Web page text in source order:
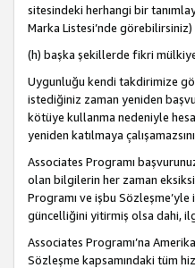
sitesindeki herhangi bir
Marka Listesi’nde
(h) başka şekillerde fikri
Uygunluğu kendi takdirimize
istediğiniz zaman yeniden
kötüye kullanma nedeniyle
yeniden katılmaya
Associates Programı
olan bilgilerin her zaman
Programı ve işbu
güncelliğini yitirmiş olsa dahi,
Associates Programı’na
Sözleşme kapsamındaki tüm